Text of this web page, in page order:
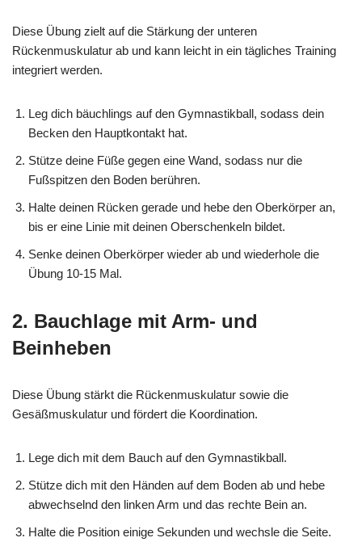
Diese Übung zielt auf die Stärkung der unteren
Rückenmuskulatur ab und kann leicht in ein tägliches Training
integriert werden.
Leg dich bäuchlings auf den Gymnastikball, sodass dein
Becken den Hauptkontakt hat.
Stütze deine Füße gegen eine Wand, sodass nur die
Fußspitzen den Boden berühren.
Halte deinen Rücken gerade und hebe den Oberkörper an,
bis er eine Linie mit deinen Oberschenkeln bildet.
Senke deinen Oberkörper wieder ab und wiederhole die
Übung 10-15 Mal.
2. Bauchlage mit Arm- und
Beinheben
Diese Übung stärkt die Rückenmuskulatur sowie die
Gesäßmuskulatur und fördert die Koordination.
Lege dich mit dem Bauch auf den Gymnastikball.
Stütze dich mit den Händen auf dem Boden ab und hebe
abwechselnd den linken Arm und das rechte Bein an.
Halte die Position einige Sekunden und wechsle die Seite.